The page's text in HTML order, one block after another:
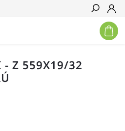
Hľadať
- Z 559X19/32